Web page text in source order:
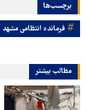
برچسب‌ها
فرمانده انتظامی مشهد
مطالب بیشتر